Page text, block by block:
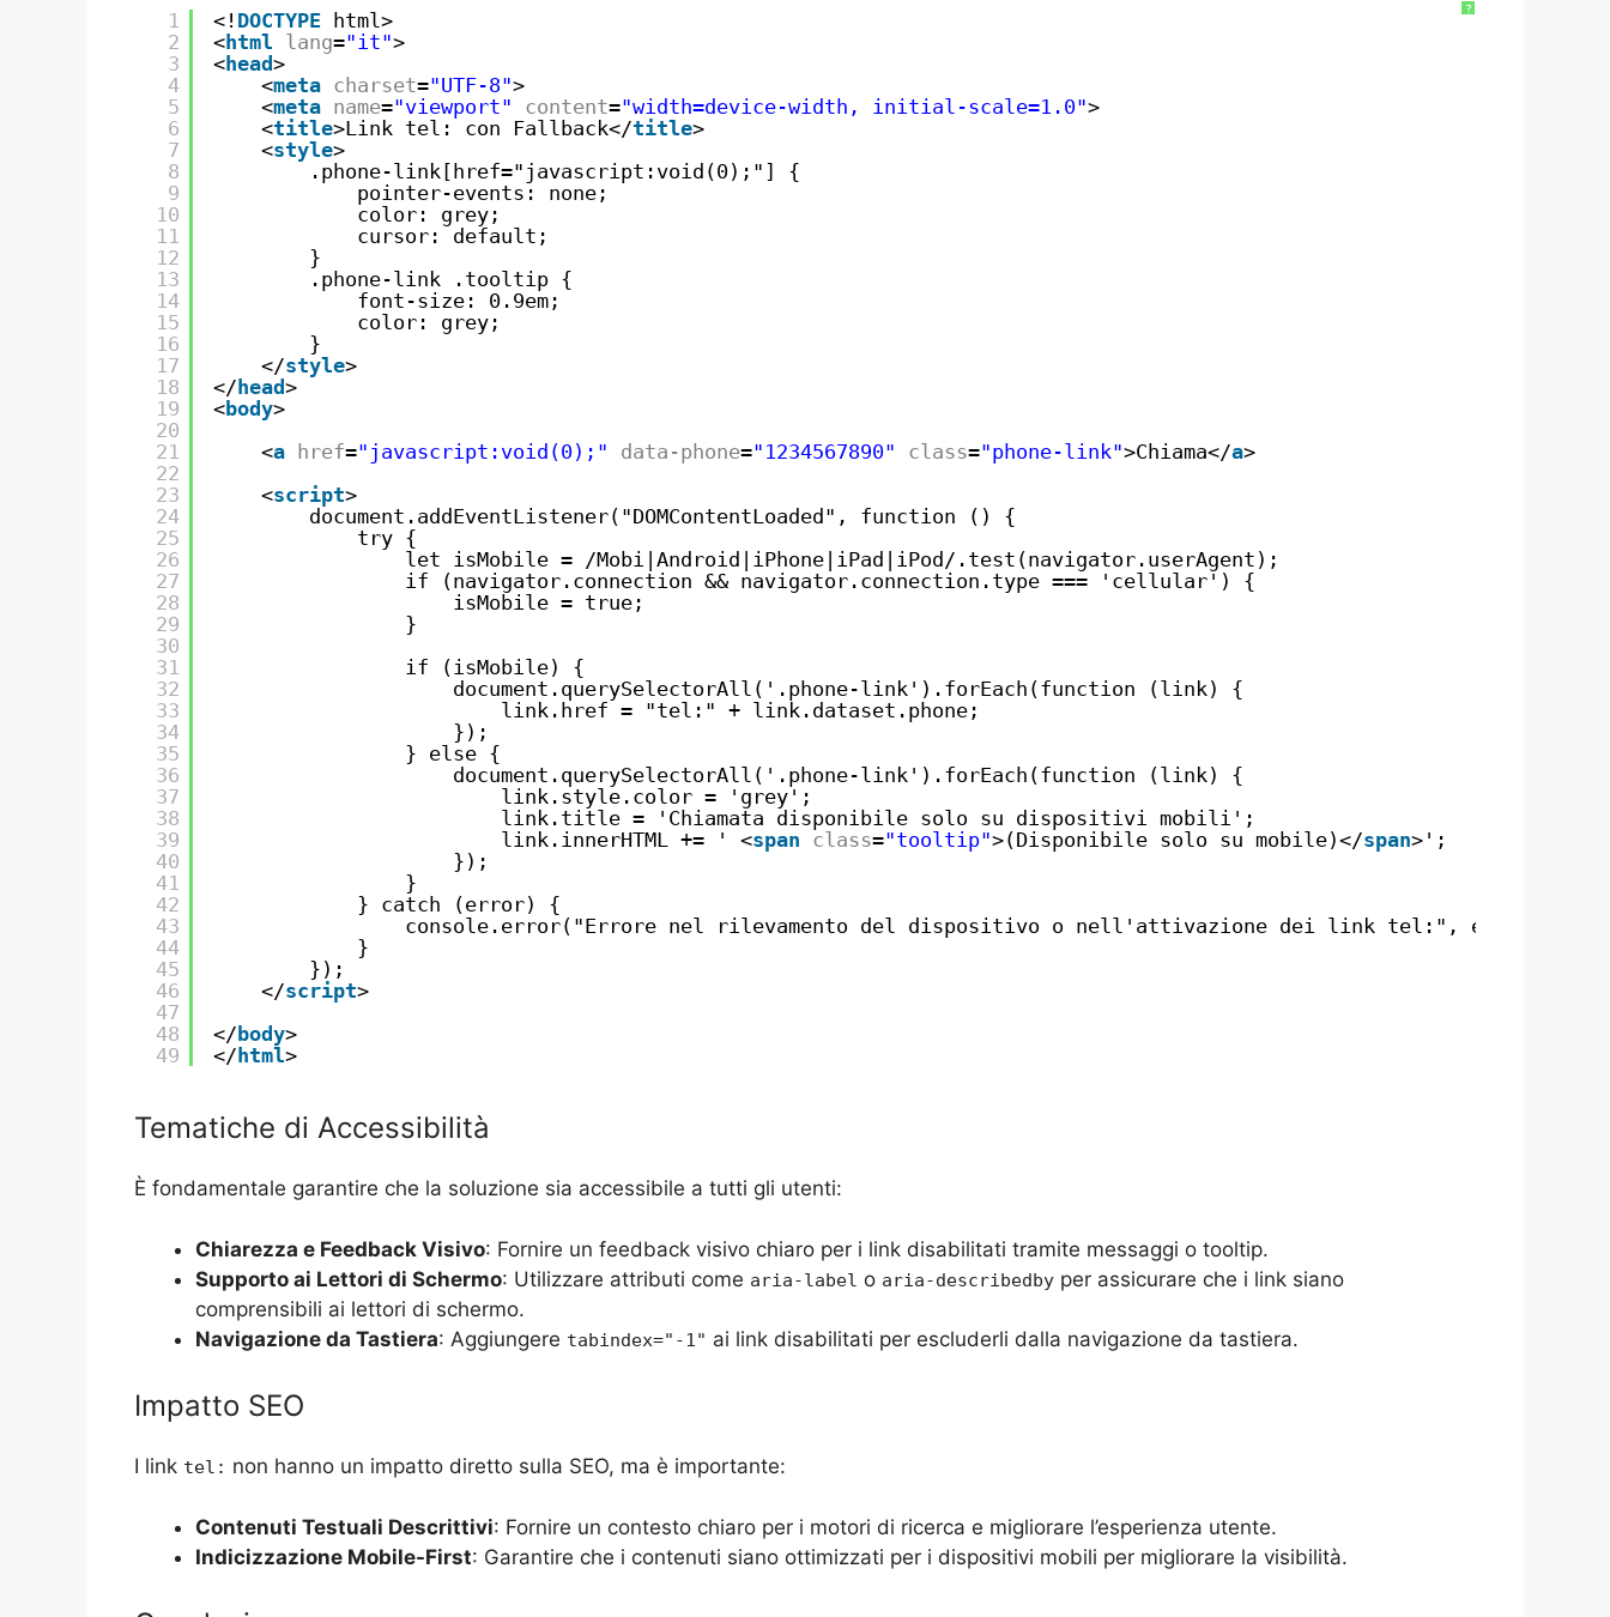
?
1
2
3
4
5
6
7
8
9
10
11
12
13
14
15
16
17
18
19
20
21
22
23
24
25
26
27
28
29
30
31
32
33
34
35
36
37
38
39
40
41
42
43
44
45
46
47
48
49
<! DOCTYPE
html>
<html lang="it">
<head>
<meta charset="UTF-8">
<meta name="viewport" content="width=device-width, initial-scale=1.0">
<title>Link tel: con Fallback</title>
<style>
.phone-link[href="javascript:void(0);"] {
pointer-events: none;
color: grey;
cursor: default;
}
.phone-link .tooltip {
font-size: 0.9em;
color: grey;
}
</style>
</ head>
<body>
<a href="javascript:void(0);" data-phone="1234567890" class="phone-link">Chiama</a>
<script>
document.addEventListener("DOMContentLoaded", function () {
try {
let isMobile = /Mobi|Android|iPhone|iPad|iPod/.test(navigator.userAgent);
if (navigator.connection && navigator.connection.type === 'cellular') {
isMobile = true;
}
if (isMobile) {
document.querySelectorAll('.phone-link').forEach(function (link) {
link.href = "tel:" + link.dataset.phone;
});
} else {
document.querySelectorAll('.phone-link').forEach(function (link) {
link.style.color = 'grey';
link.title = 'Chiamata disponibile solo su dispositivi mobili';
link.innerHTML += ' <span class="tooltip">(Disponibile solo su mobile)</span>';
});
}
} catch (error) {
console.error("Errore nel rilevamento del dispositivo o nell'attivazione dei link tel:", error);
}
});
</script>
</ body>
</ html>
Tematiche di Accessibilità
È fondamentale garantire che la soluzione sia accessibile a tutti gli utenti:
Chiarezza e Feedback Visivo: Fornire un feedback visivo chiaro per i link disabilitati tramite messaggi o tooltip.
Supporto ai Lettori di Schermo: Utilizzare attributi come aria-label o aria-describedby per assicurare che i link siano
comprensibili ai lettori di schermo.
Navigazione da Tastiera: Aggiungere tabindex="-1" ai link disabilitati per escluderli dalla navigazione da tastiera.
Impatto SEO
I link tel: non hanno un impatto diretto sulla SEO, ma è importante:
Contenuti Testuali Descrittivi: Fornire un contesto chiaro per i motori di ricerca e migliorare l’esperienza utente.
Indicizzazione Mobile-First: Garantire che i contenuti siano ottimizzati per i dispositivi mobili per migliorare la visibilità.